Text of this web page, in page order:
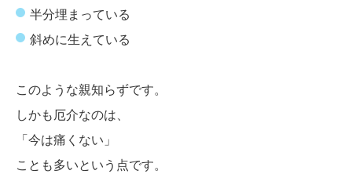
半分埋まっている
斜めに生えている
このような親知らずです。
しかも厄介なのは、
「今は痛くない」
ことも多いという点です。